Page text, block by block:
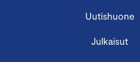
Uutishuone
Julkaisut